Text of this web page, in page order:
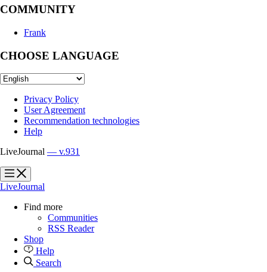
COMMUNITY
Frank
CHOOSE LANGUAGE
Privacy Policy
User Agreement
Recommendation technologies
Help
LiveJournal — v.931
?
?
LiveJournal
Find more
Communities
RSS Reader
Shop
Help
Search